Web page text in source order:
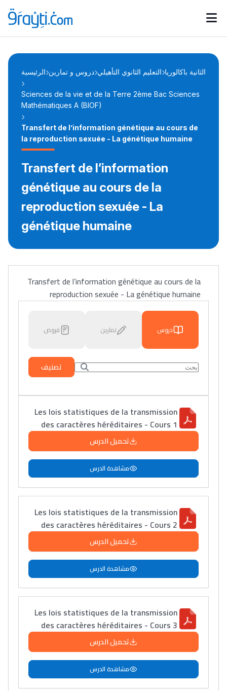
Catégories
d'actualités
Annonces bourses
الرئيسية دروس و تمارين التعليم الثانوي التأهيلي الثانية باكالوريا
Sciences de la vie et de la Terre 2ème Bac Sciences
Mathématiques A (BIOF)
Transfert de l’information génétique au cours de
la reproduction sexuée - La génétique humaine
Transfert de l’information
génétique au cours de la
reproduction sexuée - La
génétique humaine
Transfert de l’information génétique au cours de la
reproduction sexuée - La génétique humaine
دروس تمارين فروض
تصنيف
Les lois statistiques de la transmission
des caractères héréditaires - Cours 1
تحميل الدرس
مشاهدة الدرس
Les lois statistiques de la transmission
des caractères héréditaires - Cours 2
تحميل الدرس
مشاهدة الدرس
Les lois statistiques de la transmission
des caractères héréditaires - Cours 3
تحميل الدرس
مشاهدة الدرس